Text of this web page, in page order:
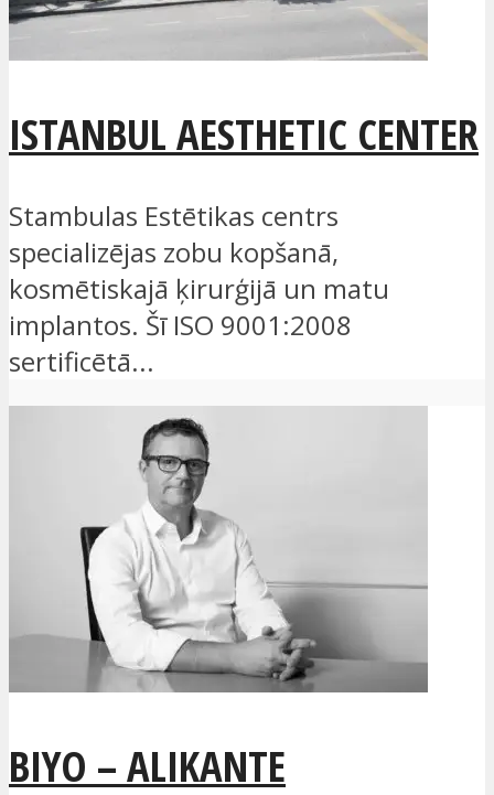
ISTANBUL AESTHETIC CENTER
Stambulas Estētikas centrs
specializējas zobu kopšanā,
kosmētiskajā ķirurģijā un matu
implantos. Šī ISO 9001:2008
sertificētā...
BIYO – ALIKANTE